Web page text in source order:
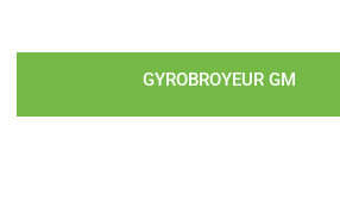
GYROBROYEUR GM